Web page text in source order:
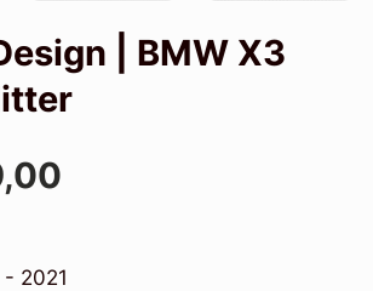
| BMW X3
- 2021